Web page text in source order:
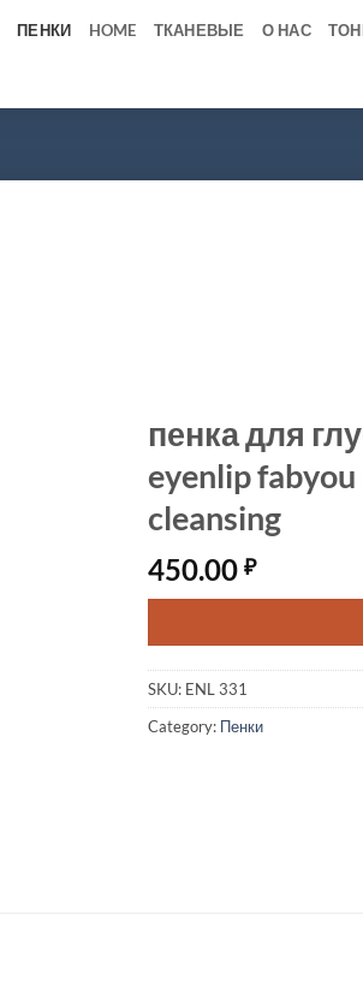
ПЕНКИ HOME ТКАНЕВЫЕ О НАС
пенка для
eyenlip fabyou
cleansing
450.00 ₽
SKU: ENL 331
Category: Пенки